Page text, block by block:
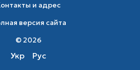
и адрес
версия сайта
© 2026
Укр Рус